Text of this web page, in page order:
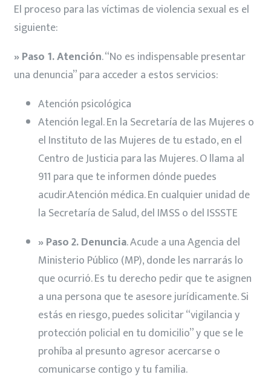
El proceso para las víctimas de violencia sexual es el
siguiente:
» Paso 1. Atención. “No es indispensable presentar
una denuncia” para acceder a estos servicios:
Atención psicológica
Atención legal. En la Secretaría de las Mujeres o
el Instituto de las Mujeres de tu estado, en el
Centro de Justicia para las Mujeres. O llama al
911 para que te informen dónde puedes
acudir.Atención médica. En cualquier unidad de
la Secretaría de Salud, del IMSS o del ISSSTE
» Paso 2. Denuncia. Acude a una Agencia del
Ministerio Público (MP), donde les narrarás lo
que ocurrió. Es tu derecho pedir que te asignen
a una persona que te asesore jurídicamente. Si
estás en riesgo, puedes solicitar “vigilancia y
protección policial en tu domicilio” y que se le
prohíba al presunto agresor acercarse o
comunicarse contigo y tu familia.